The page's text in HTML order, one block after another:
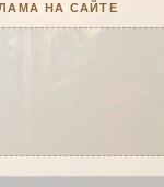
НА САЙТЕ